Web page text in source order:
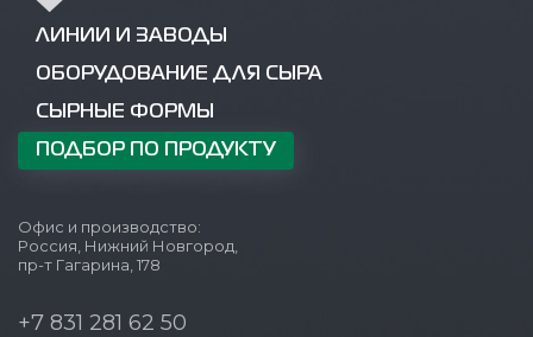
ЛИНИИ И ЗАВОДЫ
ОБОРУДОВАНИЕ ДЛЯ СЫРА
СЫРНЫЕ ФОРМЫ
ПОДБОР ПО ПРОДУКТУ
Офис и производство:
Россия, Нижний Новгород,
пр-т Гагарина, 178
+7 831 281 62 50